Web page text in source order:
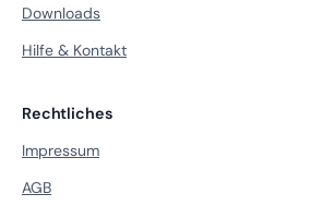
Downloads
Hilfe & Kontakt
Rechtliches
Impressum
AGB